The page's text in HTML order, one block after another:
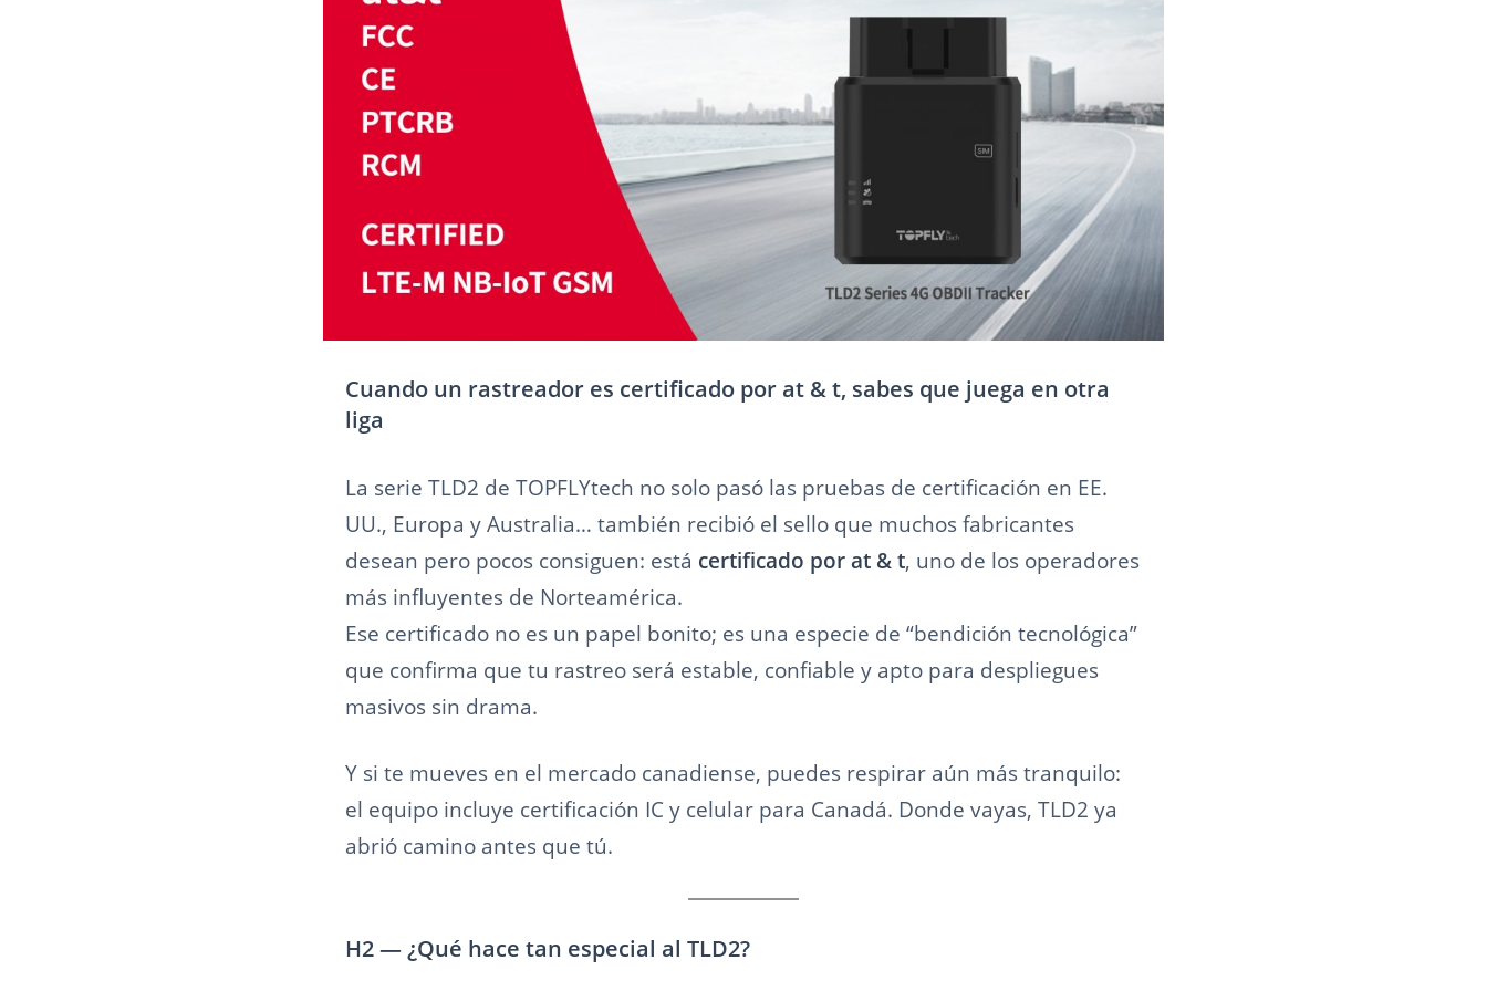
Cuando un rastreador es certificado por at & t, sabes que juega en otra
liga
La serie TLD2 de TOPFLYtech no solo pasó las pruebas de certificación en EE.
UU., Europa y Australia… también recibió el sello que muchos fabricantes
desean pero pocos consiguen: está certificado por at & t, uno de los operadores
más influyentes de Norteamérica.
Ese certificado no es un papel bonito; es una especie de “bendición tecnológica”
que confirma que tu rastreo será estable, confiable y apto para despliegues
masivos sin drama.
Y si te mueves en el mercado canadiense, puedes respirar aún más tranquilo:
el equipo incluye certificación IC y celular para Canadá. Donde vayas, TLD2 ya
abrió camino antes que tú.
H2 — ¿Qué hace tan especial al TLD2?